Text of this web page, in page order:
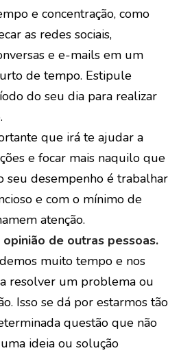
e concentração, como
as redes sociais,
e e-mails em um
de tempo. Estipule
do seu dia para realizar
que irá te ajudar a
e focar mais naquilo que
seu desempenho é trabalhar
e com o mínimo de
atenção.
opinião de outras pessoas.
muito tempo e nos
resolver um problema ou
Isso se dá por estarmos tão
questão que não
ideia ou solução